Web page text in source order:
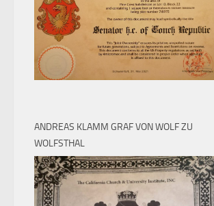
ANDREAS KLAMM GRAF VON WOLF ZU
WOLFSTHAL